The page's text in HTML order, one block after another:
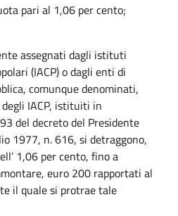
pari al 1,06 per cento;
assegnati dagli istituti
(IACP) o dagli enti di
comunque denominati,
IACP, istituiti in
del decreto del Presidente
1977, n. 616, si detraggono,
1,06 per cento, fino a
euro 200 rapportati al
il quale si protrae tale